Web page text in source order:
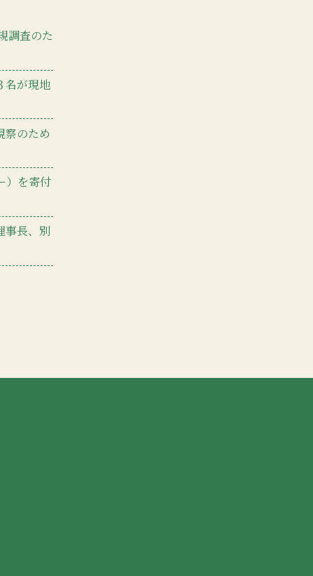
調査のた
名が現地
のため
）を寄付
事長、別